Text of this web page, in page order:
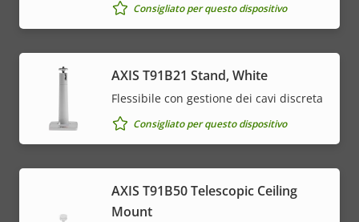
Consigliato per questo dispositivo
AXIS T91B21 Stand, White
Flessibile con gestione dei cavi discreta
Consigliato per questo dispositivo
AXIS T91B50 Telescopic Ceiling
Mount